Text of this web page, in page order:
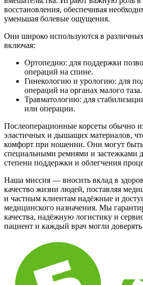
восстановления, обеспечивая
уменьшая болевые ощущения.
Они широко используются в
включая:
Ортопедию: для поддержки
операций на спине.
Гинекологию и урологию: для
операций на органах малого таза.
Травматологию: для
или операции.
Послеоперационные корсеты обычно
эластичных и дышащих материалов,
комфорт при ношении. Они могут
специальными ремнями и застежками
степени поддержки и облегчения
Наша миссия — вносить вклад в
качество жизни людей, поставляя
и частным клиентам надёжные и
медицинского назначения. Мы
качества, надёжную логистику и
пациент и каждый врач могли